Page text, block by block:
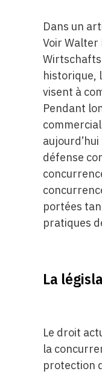
Dans un
Voir Walter
historique,
visent à
Pendant
défense
portées
pratiques
La
Le droit
la
protection